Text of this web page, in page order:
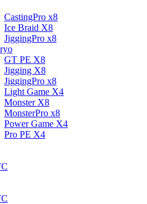
CastingPro x8
Ice Braid X8
JiggingPro x8
GT PE X8
Jigging X8
JiggingPro x8
Light Game X4
Monster X8
MonsterPro x8
Power Game X4
Pro PE X4